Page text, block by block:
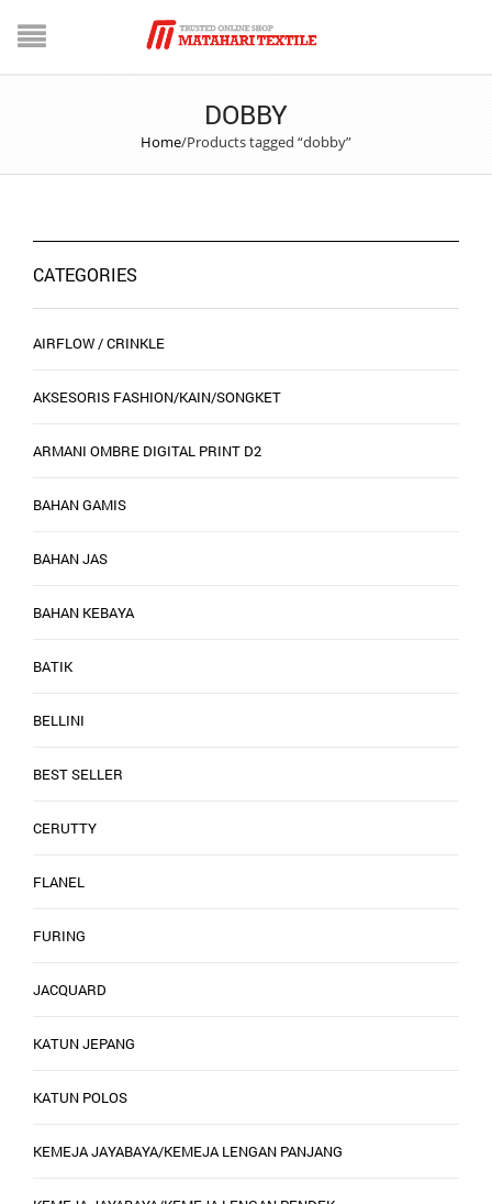
DOBBY
Home/Products tagged “dobby”
CATEGORIES
AIRFLOW / CRINKLE
AKSESORIS FASHION/KAIN/SONGKET
ARMANI OMBRE DIGITAL PRINT D2
BAHAN GAMIS
BAHAN JAS
BAHAN KEBAYA
BATIK
BELLINI
BEST SELLER
CERUTTY
FLANEL
FURING
JACQUARD
KATUN JEPANG
KATUN POLOS
KEMEJA JAYABAYA/KEMEJA LENGAN PANJANG